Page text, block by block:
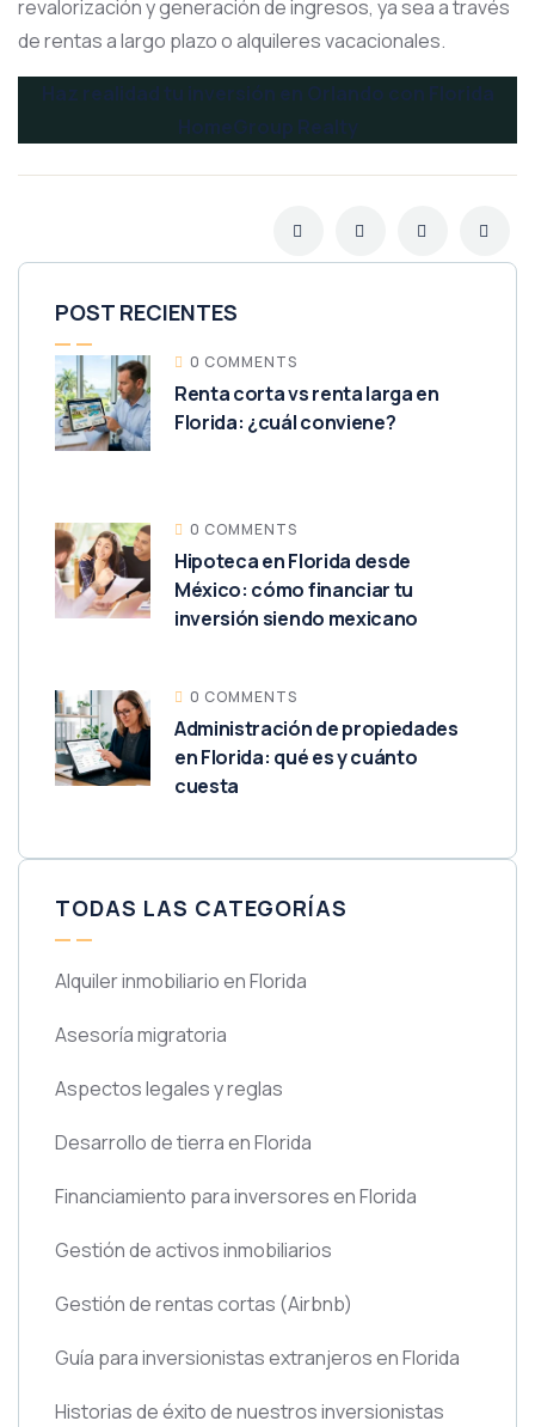
revalorización y generación de ingresos, ya sea a través
de rentas a largo plazo o alquileres vacacionales.
Haz realidad tu inversión en Orlando con Florida
HomeGroup Realty
POST RECIENTES
0 COMMENTS
Renta corta vs renta larga en
Florida: ¿cuál conviene?
0 COMMENTS
Hipoteca en Florida desde
México: cómo financiar tu
inversión siendo mexicano
0 COMMENTS
Administración de propiedades
en Florida: qué es y cuánto
cuesta
TODAS LAS CATEGORÍAS
Alquiler inmobiliario en Florida
Asesoría migratoria
Aspectos legales y reglas
Desarrollo de tierra en Florida
Financiamiento para inversores en Florida
Gestión de activos inmobiliarios
Gestión de rentas cortas (Airbnb)
Guía para inversionistas extranjeros en Florida
Historias de éxito de nuestros inversionistas